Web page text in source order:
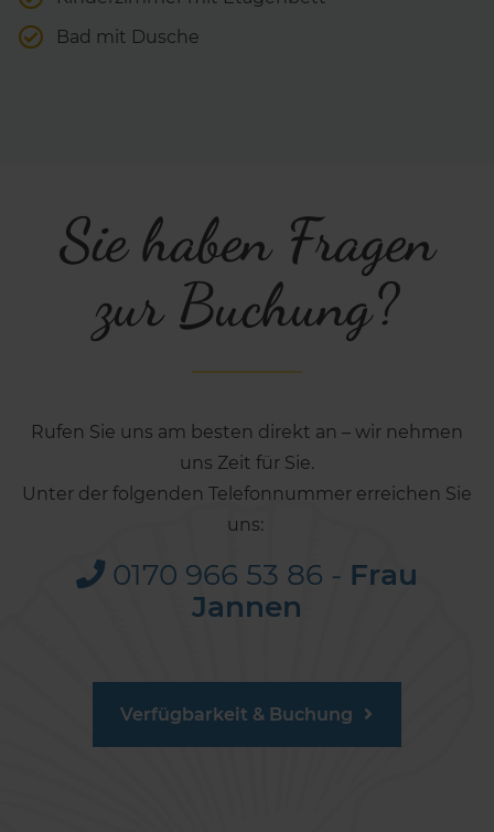
Bad mit Dusche
Sie haben Fragen
zur Buchung?
Rufen Sie uns am besten direkt an – wir nehmen
uns Zeit für Sie.
Unter der folgenden Telefonnummer erreichen Sie
uns:
0170 966 53 86 - Frau
Jannen
Verfügbarkeit & Buchung